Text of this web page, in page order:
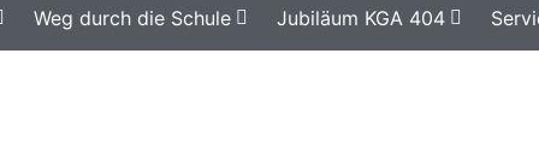
Weg durch die Schule Jubiläum KGA 404